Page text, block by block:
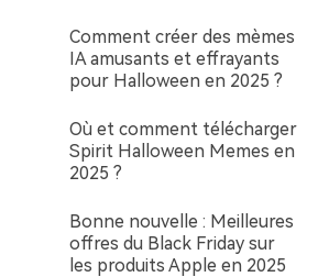
Comment créer des mèmes
IA amusants et effrayants
pour Halloween en 2025 ?
Où et comment télécharger
Spirit Halloween Memes en
2025 ?
Bonne nouvelle : Meilleures
offres du Black Friday sur
les produits Apple en 2025